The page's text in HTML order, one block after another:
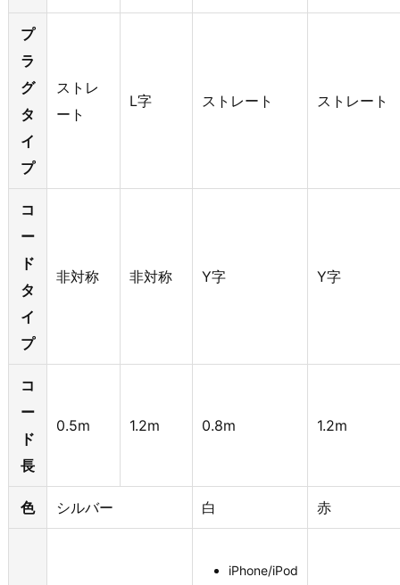
プ
ラ
グ
タ
イ
プ
ストレ
ート
L字 ストレート ストレート
コ
ー
ド
タ
イ
プ
非対称 非対称 Y字 Y字
コ
ー
ド
長
0.5m 1.2m 0.8m 1.2m
色 シルバー 白 赤
iPhone/iPod